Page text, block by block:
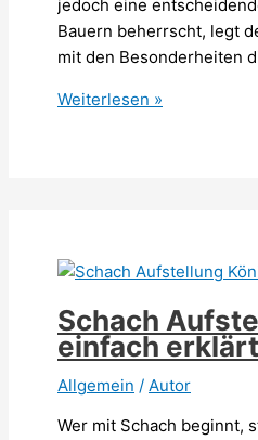
jedoch eine
Bauern beherrscht, legt
mit den Besonderheiten
Schach
einfach
erklärt
Weiterlesen »
Schach
einfach erklärt
Allgemein / Autor
Wer mit Schach beginnt,